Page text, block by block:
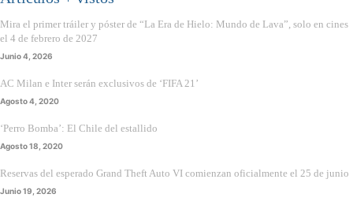
Mira el primer tráiler y póster de “La Era de Hielo: Mundo de Lava”, solo en cines
el 4 de febrero de 2027
Junio 4, 2026
AC Milan e Inter serán exclusivos de ‘FIFA 21’
Agosto 4, 2020
‘Perro Bomba’: El Chile del estallido
Agosto 18, 2020
Reservas del esperado Grand Theft Auto VI comienzan oficialmente el 25 de junio
Junio 19, 2026